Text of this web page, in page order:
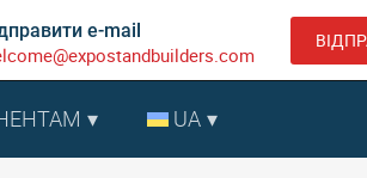
e-mail
UA